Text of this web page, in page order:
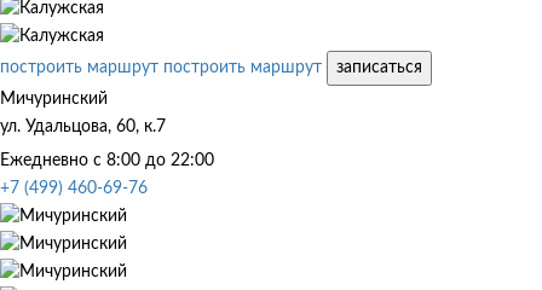
построить маршрут построить маршрут
записаться
Мичуринский
ул. Удальцова, 60, к.7
Ежедневно с 8:00 до 22:00
+7 (499) 460-69-76